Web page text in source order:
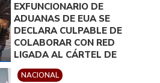
EXFUNCIONARIO DE
ADUANAS DE EUA SE
DECLARA CULPABLE DE
COLABORAR CON RED
LIGADA AL CÁRTEL DE
SINALOA
NACIONAL